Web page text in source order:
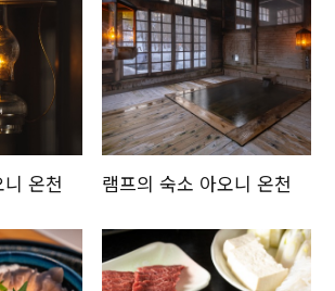
온천 램프의 숙소 아오니 온천